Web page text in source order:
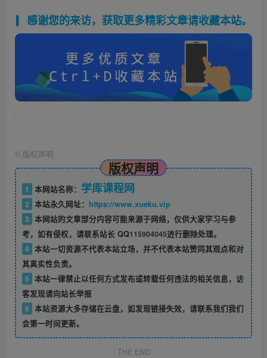
感谢您的来访，获取更多精彩文章请收藏本站。
© 版权声明
版权声明
1 本网站名称： 学库课程网
2 本站永久网址： https://www.xueku.vip
3 本网站的文章部分内容可能来源于网络，仅供大家学习与参
考，如有侵权，请联系站长 QQ115904045进行删除处理。
4 本站一切资源不代表本站立场，并不代表本站赞同其观点和对
其真实性负责。
5 本站一律禁止以任何方式发布或转载任何违法的相关信息，访
客发现请向站长举报
6 本站资源大多存储在云盘，如发现链接失效，请联系我们我们
会第一时间更新。
THE END